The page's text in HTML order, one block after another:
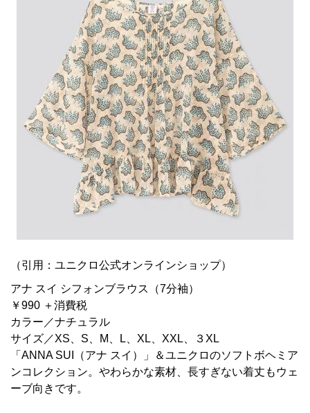
（引用：ユニクロ公式オンラインショップ）
アナ スイ シフォンブラウス（7分袖）
￥990 ＋消費税
カラー／ナチュラル
サイズ／XS、S、M、L、XL、XXL、３XL
「ANNA SUI（アナ スイ）」＆ユニクロのソフトボヘミア
ンコレクション。やわらかな素材、長すぎない着丈もウェ
ーブ向きです。